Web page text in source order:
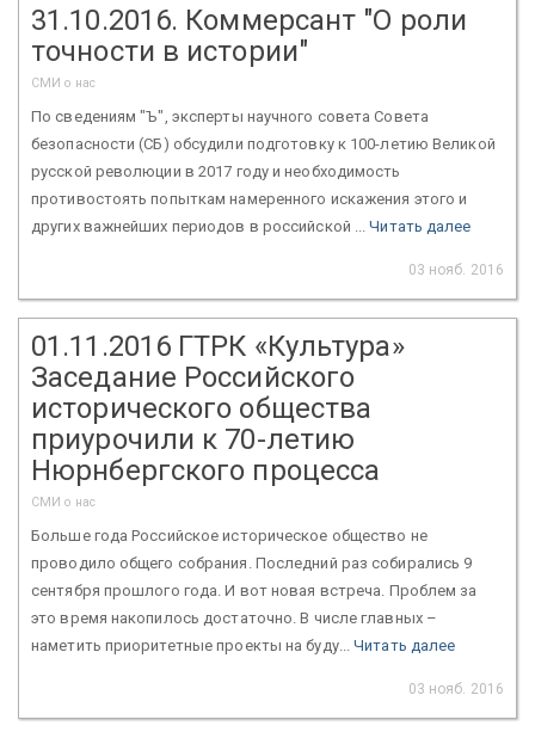
31.10.2016. Коммерсант "О роли
точности в истории"
СМИ о нас
По сведениям "Ъ", эксперты научного совета Совета
безопасности (СБ) обсудили подготовку к 100-летию Великой
русской революции в 2017 году и необходимость
противостоять попыткам намеренного искажения этого и
других важнейших периодов в российской ...Читать далее
03 нояб. 2016
01.11.2016 ГТРК «Культура»
Заседание Российского
исторического общества
приурочили к 70-летию
Нюрнбергского процесса
СМИ о нас
Больше года Российское историческое общество не
проводило общего собрания. Последний раз собирались 9
сентября прошлого года. И вот новая встреча. Проблем за
это время накопилось достаточно. В числе главных –
наметить приоритетные проекты на буду...Читать далее
03 нояб. 2016